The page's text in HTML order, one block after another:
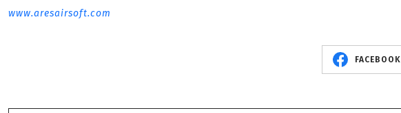
www.aresairsoft.com
FACEBOOK